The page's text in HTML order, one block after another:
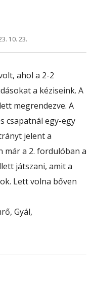
10. 23.
ahol a 2-2
a kéziseink. A
megrendezve. A
csapatnál egy-egy
jelent a
már a 2. fordulóban a
játszani, amit a
Lett volna bőven
Gyál,